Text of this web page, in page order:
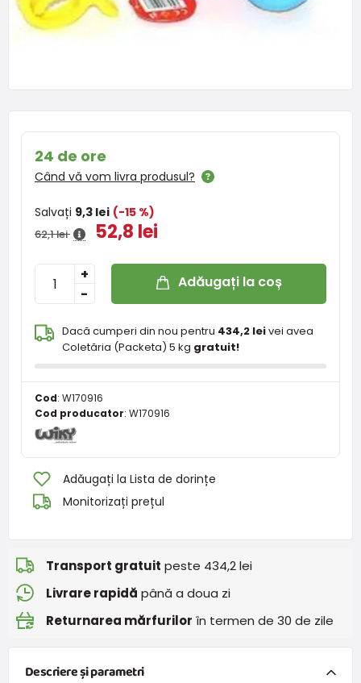
24 de ore
Când vă vom livra produsul?
Salvați 9,3 lei (-15 %)
62,1 lei 52,8 lei
-
+ Adăugați la coș
Dacă cumperi din nou pentru 434,2 leivei avea
Coletăria (Packeta) 5 kg gratuit!
Cod: W170916
Cod producator: W170916
Adăugați la Lista de dorințe
Monitorizați prețul
Transport gratuit peste 434,2 lei
Livrare rapidă până a doua zi
Returnarea mărfurilor în termen de 30 de zile
Descriere și parametri